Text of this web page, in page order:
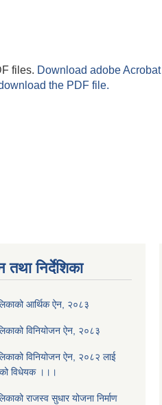
files. Download adobe Acrobat
the PDF file.
निर्देशिका
आर्थिक ऐन, २०८३
विनियोजन ऐन, २०८३
विनियोजन ऐन, २०८२ लाई
विधेयक ।।।
राजस्व सुधार योजना निर्माण